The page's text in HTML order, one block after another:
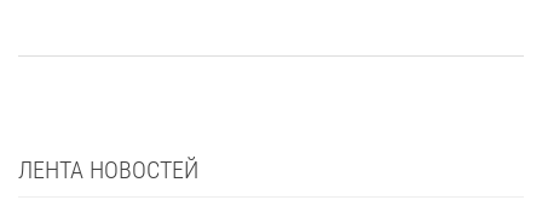
ЛЕНТА НОВОСТЕЙ